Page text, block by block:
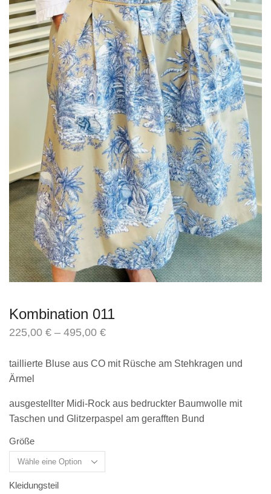
Kombination 011
225,00 € – 495,00 €
taillierte Bluse aus CO mit Rüsche am Stehkragen und
Ärmel
ausgestellter Midi-Rock aus bedruckter Baumwolle mit
Taschen und Glitzerpaspel am gerafften Bund
Größe
Kleidungsteil